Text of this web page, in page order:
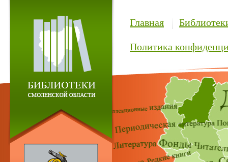
Главная
Политика